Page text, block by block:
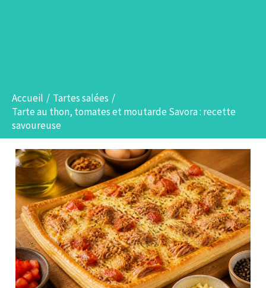
Accueil
Tartes salées
Tarte au thon, tomates et moutarde Savora : recette
savoureuse